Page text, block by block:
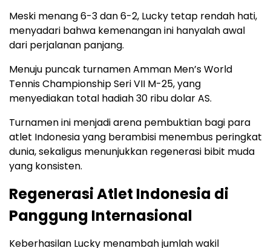
Meski menang 6-3 dan 6-2, Lucky tetap rendah hati,
menyadari bahwa kemenangan ini hanyalah awal
dari perjalanan panjang.
Menuju puncak turnamen Amman Men’s World
Tennis Championship Seri VII M-25, yang
menyediakan total hadiah 30 ribu dolar AS.
Turnamen ini menjadi arena pembuktian bagi para
atlet Indonesia yang berambisi menembus peringkat
dunia, sekaligus menunjukkan regenerasi bibit muda
yang konsisten.
Regenerasi Atlet Indonesia di
Panggung Internasional
Keberhasilan Lucky menambah jumlah wakil